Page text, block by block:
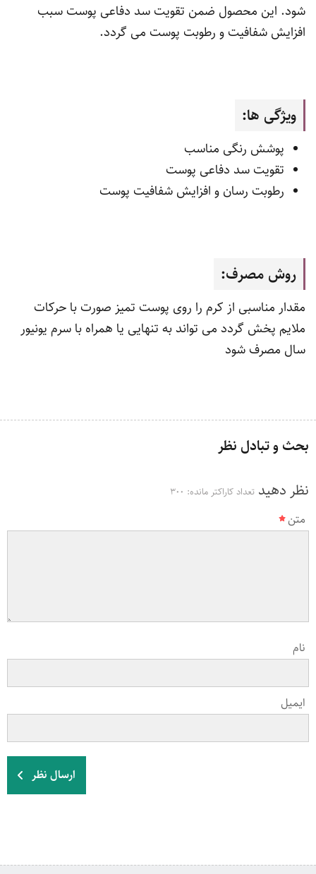
شود. این محصول ضمن تقویت سد دفاعی پوست سبب
افزایش شفافیت و رطوبت پوست می گردد.
ویژگی ها:
پوشش رنگی مناسب
تقویت سد دفاعی پوست
رطوبت رسان و افزایش شفافیت پوست
روش مصرف:
مقدار مناسبی از کرم را روی پوست تمیز صورت با حرکات
ملایم پخش گردد می تواند به تنهایی یا همراه با سرم یونیور
سال مصرف شود
بحث و تبادل نظر
نظر دهید تعداد کاراکتر مانده: 300
متن
نام
ایمیل
ارسال نظر